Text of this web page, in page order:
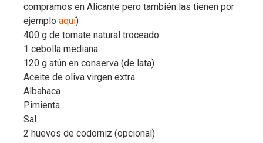
compramos en Alicante pero también las tienen por
ejemplo aquí)
400 g de tomate natural troceado
1 cebolla mediana
120 g atún en conserva (de lata)
Aceite de oliva virgen extra
Albahaca
Pimienta
Sal
2 huevos de codorniz (opcional)